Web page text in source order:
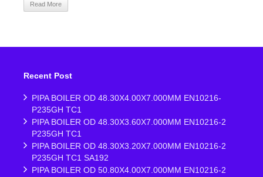
Read More
Recent Post
PIPA BOILER OD 48.30X4.00X7.000MM EN10216-
P235GH TC1
PIPA BOILER OD 48.30X3.60X7.000MM EN10216-2
P235GH TC1
PIPA BOILER OD 48.30X3.20X7.000MM EN10216-2
P235GH TC1 SA192
PIPA BOILER OD 50.80X4.00X7.000MM EN10216-2